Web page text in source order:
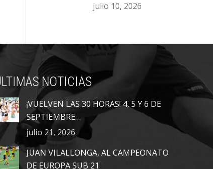
julio 10, 2026
NOTICIAS
¡VUELVEN LAS 30 HORAS! 4, 5 Y 6 DE
SEPTIEMBRE…
julio 21, 2026
JUAN VILALLONGA, AL CAMPEONATO
DE EUROPA SUB 21